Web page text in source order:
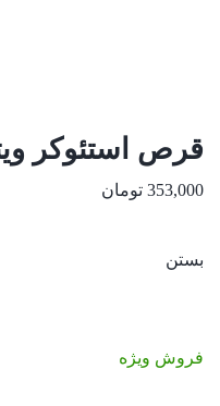
قرص استئوکر
353,000 تومان
بستن
فروش ویژه